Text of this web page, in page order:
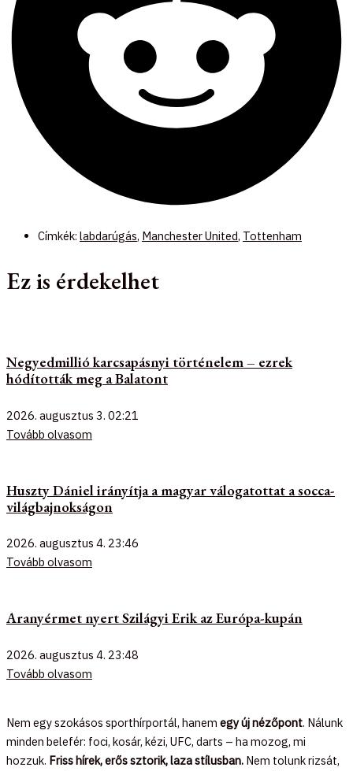
Címkék: labdarúgás, Manchester United, Tottenham
Ez is érdekelhet
Negyedmillió karcsapásnyi történelem – ezrek
hódították meg a Balatont
2026. augusztus 3. 02:21
Tovább olvasom
Huszty Dániel irányítja a magyar válogatottat a socca-
világbajnokságon
2026. augusztus 4. 23:46
Tovább olvasom
Aranyérmet nyert Szilágyi Erik az Európa-kupán
2026. augusztus 4. 23:48
Tovább olvasom
Nem egy szokásos sporthírportál, hanem egy új nézőpont. Nálunk
minden belefér: foci, kosár, kézi, UFC, darts – ha mozog, mi
hozzuk. Friss hírek, erős sztorik, laza stílusban. Nem tolunk rizsát,